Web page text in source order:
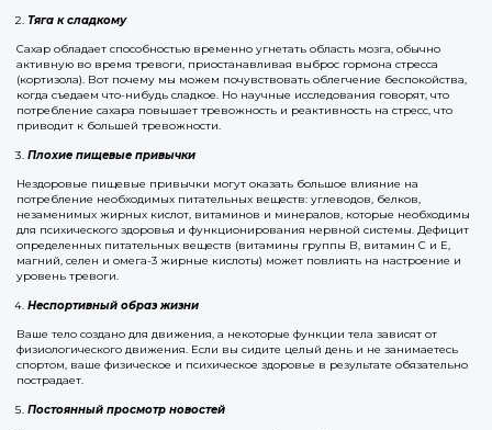
Тяга к сладкому
Сахар обладает способностью временно угнетать область мозга, обычно
активную во время тревоги, приостанавливая выброс гормона стресса
(кортизола). Вот почему мы можем почувствовать облегчение беспокойства,
когда съедаем что-нибудь сладкое. Но научные исследования говорят, что
потребление сахара повышает тревожность и реактивность на стресс, что
приводит к большей тревожности.
Плохие пищевые привычки
Нездоровые пищевые привычки могут оказать большое влияние на
потребление необходимых питательных веществ: углеводов, белков,
незаменимых жирных кислот, витаминов и минералов, которые необходимы
для психического здоровья и функционирования нервной системы. Дефицит
определенных питательных веществ (витамины группы В, витамин С и Е,
магний, селен и омега-3 жирные кислоты) может повлиять на настроение и
уровень тревоги.
Неспортивный образ жизни
Ваше тело создано для движения, а некоторые функции тела зависят от
физиологического движения. Если вы сидите целый день и не занимаетесь
спортом, ваше физическое и психическое здоровье в результате обязательно
пострадает.
Постоянный просмотр новостей